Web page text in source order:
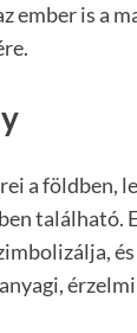
ember is a
a földben,
található.